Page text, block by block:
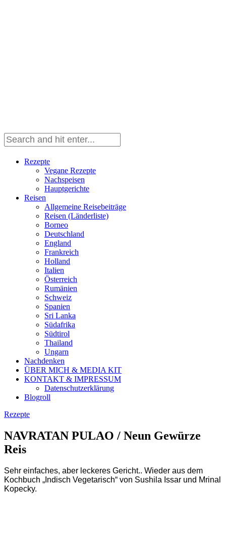
Rezepte
Vegane Rezepte
Nachspeisen
Hauptgerichte
Reisen
Allgemeine Reisebeiträge
Reisen (Länderliste)
Borneo
Deutschland
England
Frankreich
Holland
Italien
Österreich
Rumänien
Schweiz
Spanien
Sri Lanka
Südafrika
Südtirol
Thailand
Ungarn
Nachdenken
ÜBER MICH & MEDIA KIT
KONTAKT & IMPRESSUM
Datenschutzerklärung
Blogroll
Rezepte
NAVRATAN PULAO / Neun Gewürze
Reis
Sehr einfaches, aber leckeres Gericht.. Wieder aus dem
Kochbuch „Indisch Vegetarisch“ von Sushila Issar und Mrinal
Kopecky.